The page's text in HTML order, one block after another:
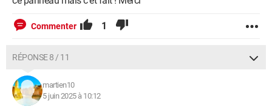
Commenter 1
RÉPONSE 8 / 11
martien10
5 juin 2025 à 10:12